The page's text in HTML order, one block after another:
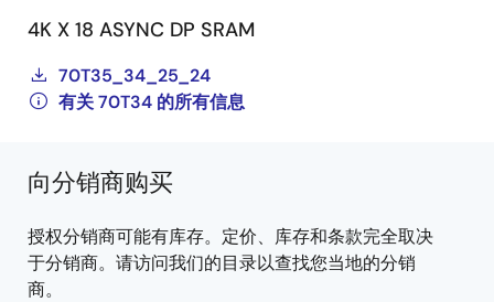
4K X 18 ASYNC DP SRAM
70T35_34_25_24
有关 70T34 的所有信息
向分销商购买
授权分销商可能有库存。定价、库存和条款完全取决
于分销商。请访问我们的目录以查找您当地的分销
商。